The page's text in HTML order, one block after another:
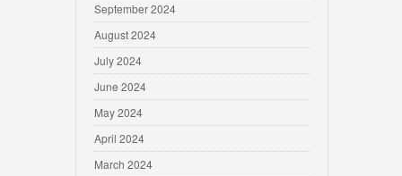
September 2024
August 2024
July 2024
June 2024
May 2024
April 2024
March 2024